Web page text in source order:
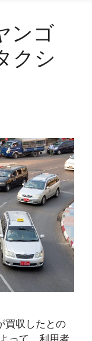
ンゴ
クシ
買収したとの
って、利用者